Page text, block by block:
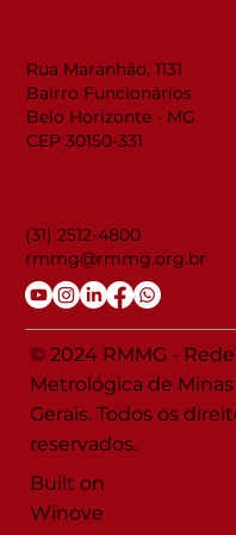
Rua Maranhão, 1131
Bairro Funcionários
Belo Horizonte - MG
CEP 30150-331
(31) 2512-4800
rmmg@rmmg.org.br
© 2024 RMMG - Rede
Metrológica de Minas
Gerais. Todos os
reservados.
Built on
Winove